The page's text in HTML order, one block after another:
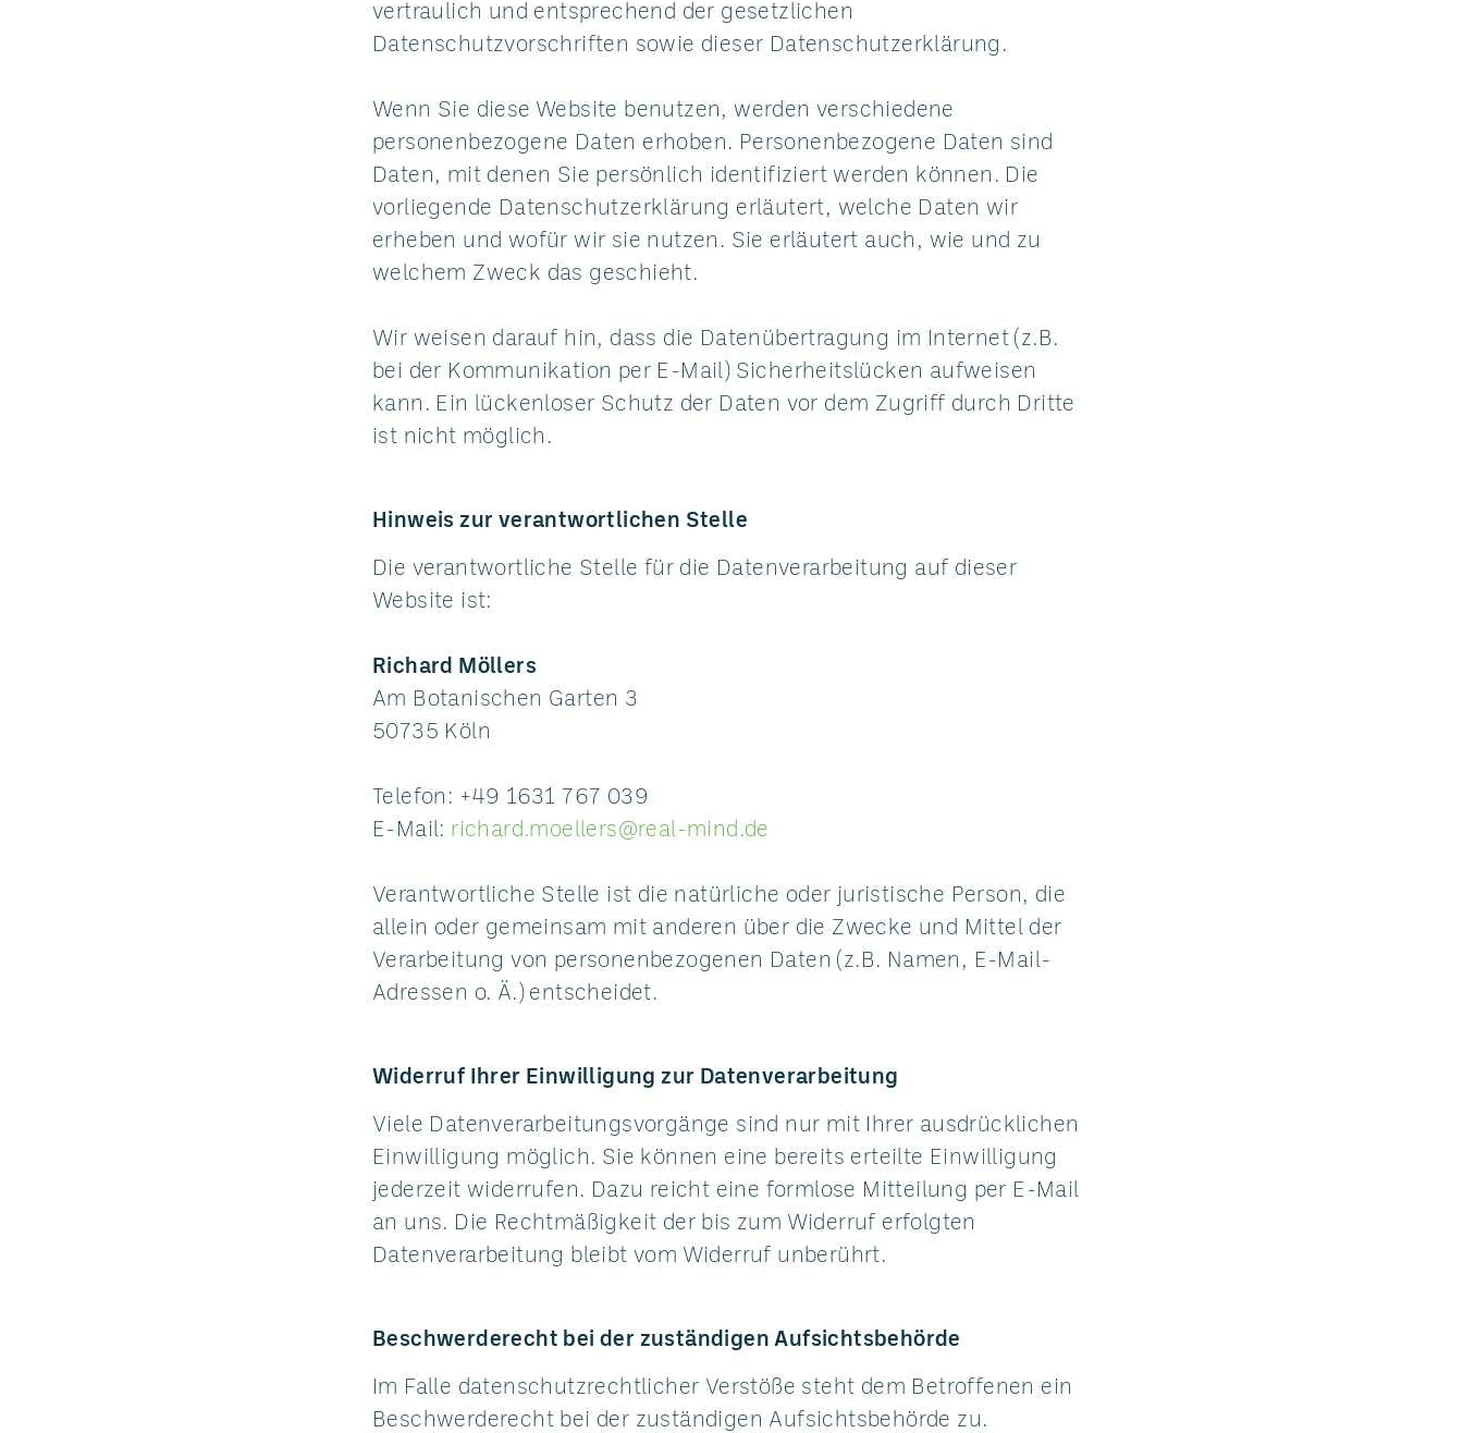
vertraulich und entsprechend der gesetzlichen
Datenschutzvorschriften sowie dieser Datenschutzerklärung.
Wenn Sie diese Website benutzen, werden verschiedene
personenbezogene Daten erhoben. Personenbezogene Daten sind
Daten, mit denen Sie persönlich identifiziert werden können. Die
vorliegende Datenschutzerklärung erläutert, welche Daten wir
erheben und wofür wir sie nutzen. Sie erläutert auch, wie und zu
welchem Zweck das geschieht.
Wir weisen darauf hin, dass die Datenübertragung im Internet (z.B.
bei der Kommunikation per E-Mail) Sicherheitslücken aufweisen
kann. Ein lückenloser Schutz der Daten vor dem Zugriff durch Dritte
ist nicht möglich.
Hinweis zur verantwortlichen Stelle
Die verantwortliche Stelle für die Datenverarbeitung auf dieser
Website ist:
Richard Möllers
Am Botanischen Garten 3
50735 Köln
Telefon: +49 1631 767 039
E-Mail: richard.moellers@real-mind.de
Verantwortliche Stelle ist die natürliche oder juristische Person, die
allein oder gemeinsam mit anderen über die Zwecke und Mittel der
Verarbeitung von personenbezogenen Daten (z.B. Namen, E-Mail-
Adressen o. Ä.) entscheidet.
Widerruf Ihrer Einwilligung zur Datenverarbeitung
Viele Datenverarbeitungsvorgänge sind nur mit Ihrer ausdrücklichen
Einwilligung möglich. Sie können eine bereits erteilte Einwilligung
jederzeit widerrufen. Dazu reicht eine formlose Mitteilung per E-Mail
an uns. Die Rechtmäßigkeit der bis zum Widerruf erfolgten
Datenverarbeitung bleibt vom Widerruf unberührt.
Beschwerderecht bei der zuständigen Aufsichtsbehörde
Im Falle datenschutzrechtlicher Verstöße steht dem Betroffenen ein
Beschwerderecht bei der zuständigen Aufsichtsbehörde zu.